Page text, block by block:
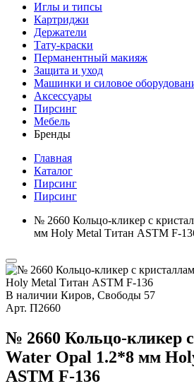
Иглы и типсы
Картриджи
Держатели
Тату-краски
Перманентный макияж
Защита и уход
Машинки и силовое
Аксессуары
Пирсинг
Мебель
Бренды
Главная
Каталог
Пирсинг
Пирсинг
№ 2660 Кольцо-кликер с
мм Holy Metal Титан ASTM F-
В наличии Киров, Свободы 57
Арт. П2660
№ 2660 Кольцо-кликер
Water Opal 1.2*8 мм
ASTM F-136